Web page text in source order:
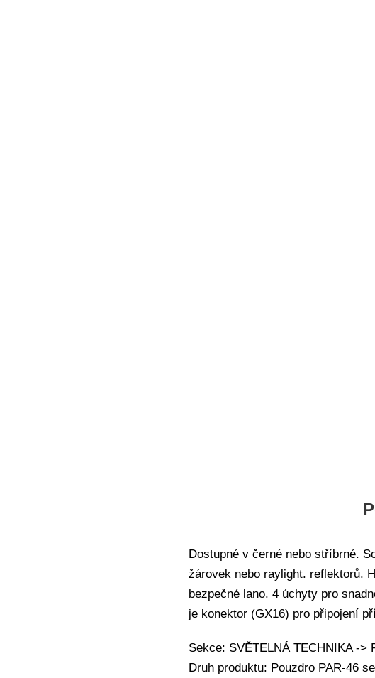
Dostupné v černé nebo stříbrné.
žárovek nebo raylight. reflektorů.
bezpečné lano. 4 úchyty pro
je konektor (GX16) pro připojení
Sekce: SVĚTELNÁ TECHNIKA -
Druh produktu: Pouzdro PAR-46